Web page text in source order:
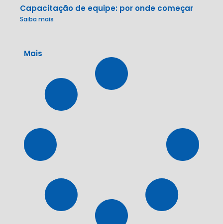
Capacitação de equipe: por onde começar
Saiba mais
Mais